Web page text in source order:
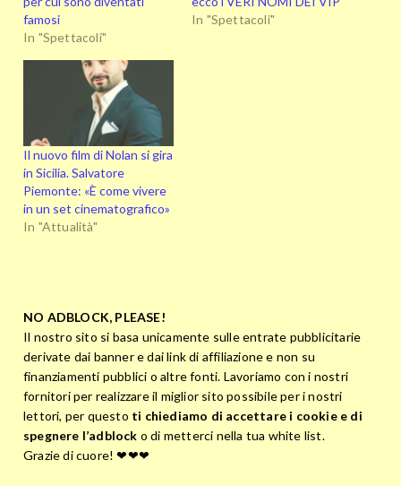
famosi
In "Spettacoli"
In "Spettacoli"
Il nuovo film di Nolan si gira
in Sicilia. Salvatore
Piemonte: «È come vivere
in un set cinematografico»
In "Attualità"
NO ADBLOCK, PLEASE!
Il nostro sito si basa unicamente sulle entrate pubblicitarie
derivate dai banner e dai link di affiliazione e non su
finanziamenti pubblici o altre fonti. Lavoriamo con i nostri
fornitori per realizzare il miglior sito possibile per i nostri
lettori, per questo ti chiediamo di accettare i cookie e di
spegnere l’adblock o di metterci nella tua white list.
Grazie di cuore! ❤❤❤